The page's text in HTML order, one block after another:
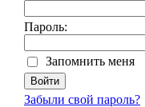
Пароль:
Запомнить меня
Забыли свой пароль?